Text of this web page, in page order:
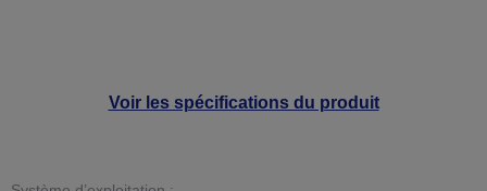
Voir les spécifications du produit